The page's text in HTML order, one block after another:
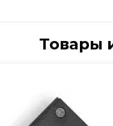
Товары
Быстрый